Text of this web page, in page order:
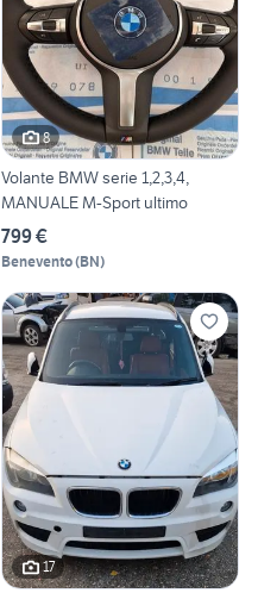
8
Volante BMW serie 1,2,3,4,
MANUALE M-Sport ultimo
799 €
Benevento(BN)
17